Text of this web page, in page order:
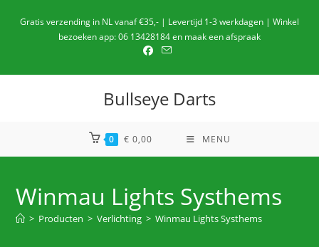
naarGratis verzending in NL vanaf €35,- | Levertijd 1-3 werkdagen | Winkel
bezoeken app: 06 13428184 en maak een afspraak
Bullseye Darts
0 € 0,00 MENU
Winmau Lights Systhems
> Producten > Verlichting > Winmau Lights Systhems